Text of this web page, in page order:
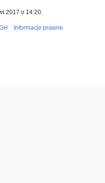
2017 o 14:20.
Informacje prawne